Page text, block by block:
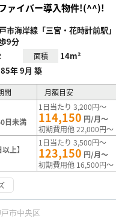
ァイバー導入物件!(^^)!
市海岸線「三宮・花時計前駅」
9分
面積 14m²
年 9月 築
間 月額目安
日未満
1日当たり 3,200円～
114,150 円/月～
初期費用他 22,000円～
上】
1日当たり 3,500円～
123,150 円/月～
初期費用他 16,500円～
市中央区